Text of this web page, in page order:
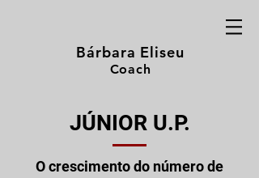
Bárbara Eliseu
Coach
JÚNIOR U.P.
O crescimento do número de